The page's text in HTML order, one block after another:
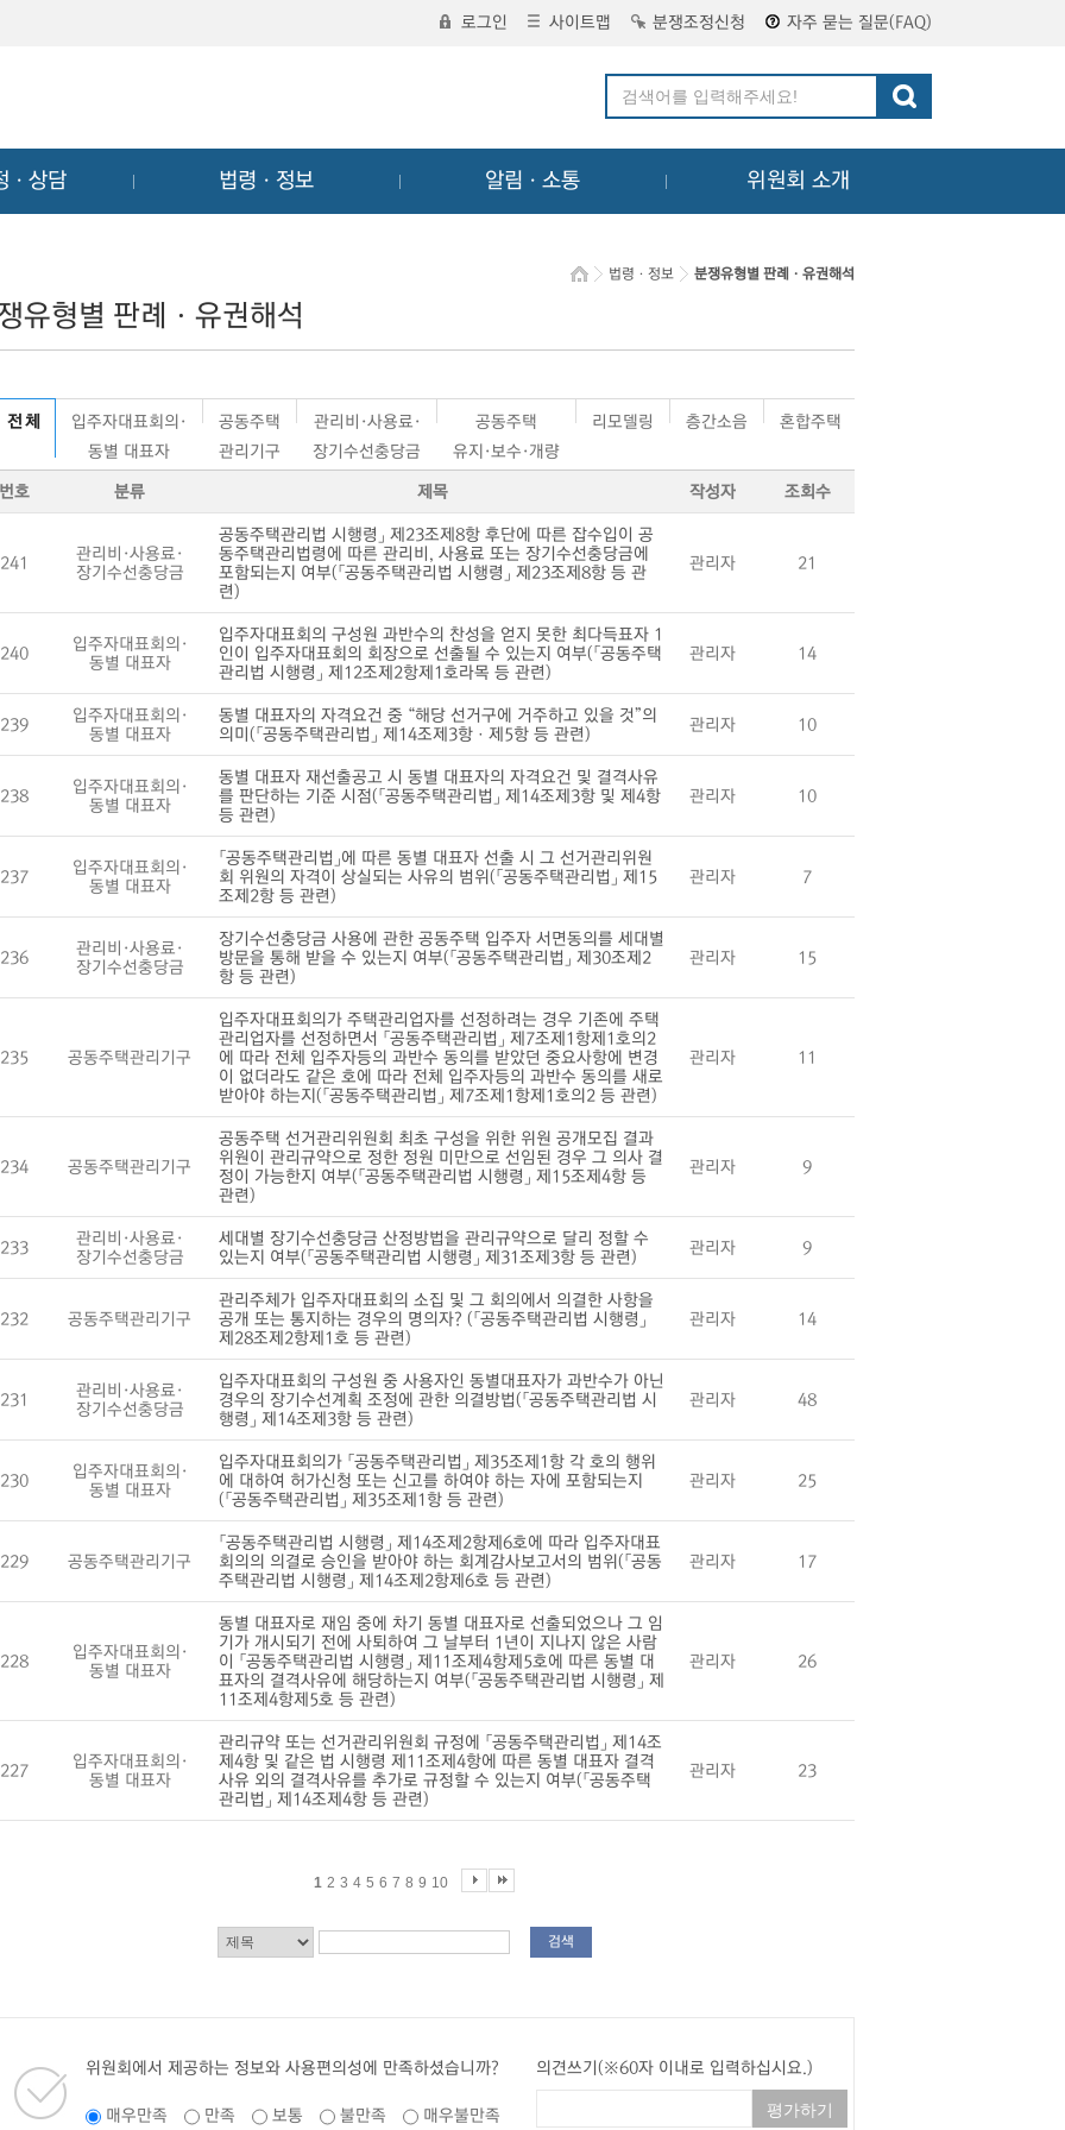
로그인 사이트맵 분쟁조정신청 자주 묻는 질문(FAQ)
ㆍ상담 법령ㆍ정보 알림ㆍ소통 위원회 소개
법령ㆍ정보 분쟁유형별 판례ㆍ유권해석
유형별 판례ㆍ유권해석
전 체
입주자대표회의·
동별 대표자
공동주택
관리기구
관리비·사용료·
장기수선충당금
공동주택
유지·보수·개량
리모델링 층간소음 혼합주택
호 분류 제목 작성자 조회수
241
관리비·사용료·
장기수선충당금
공동주택관리법 시행령」 제23조제8항 후단에 따른 잡수입이 공
동주택관리법령에 따른 관리비, 사용료 또는 장기수선충당금에
포함되는지 여부(「공동주택관리법 시행령」 제23조제8항 등 관
련)
관리자 21
240
입주자대표회의·
동별 대표자
입주자대표회의 구성원 과반수의 찬성을 얻지 못한 최다득표자 1
인이 입주자대표회의 회장으로 선출될 수 있는지 여부(「공동주택
관리법 시행령」 제12조제2항제1호라목 등 관련)
관리자 14
239
입주자대표회의·
동별 대표자
동별 대표자의 자격요건 중 “해당 선거구에 거주하고 있을 것”의
의미(「공동주택관리법」 제14조제3항ㆍ제5항 등 관련)
관리자 10
238
입주자대표회의·
동별 대표자
동별 대표자 재선출공고 시 동별 대표자의 자격요건 및 결격사유
를 판단하는 기준 시점(「공동주택관리법」 제14조제3항 및 제4항
등 관련)
관리자 10
237
입주자대표회의·
동별 대표자
「공동주택관리법」에 따른 동별 대표자 선출 시 그 선거관리위원
회 위원의 자격이 상실되는 사유의 범위(「공동주택관리법」 제15
조제2항 등 관련)
관리자 7
236
관리비·사용료·
장기수선충당금
장기수선충당금 사용에 관한 공동주택 입주자 서면동의를 세대별
방문을 통해 받을 수 있는지 여부(「공동주택관리법」 제30조제2
항 등 관련)
관리자 15
235 공동주택관리기구
입주자대표회의가 주택관리업자를 선정하려는 경우 기존에 주택
관리업자를 선정하면서 「공동주택관리법」 제7조제1항제1호의2
에 따라 전체 입주자등의 과반수 동의를 받았던 중요사항에 변경
이 없더라도 같은 호에 따라 전체 입주자등의 과반수 동의를 새로
받아야 하는지(「공동주택관리법」 제7조제1항제1호의2 등 관련)
관리자 11
234 공동주택관리기구
공동주택 선거관리위원회 최초 구성을 위한 위원 공개모집 결과
위원이 관리규약으로 정한 정원 미만으로 선임된 경우 그 의사 결
정이 가능한지 여부(「공동주택관리법 시행령」 제15조제4항 등
관련)
관리자 9
233
관리비·사용료·
장기수선충당금
세대별 장기수선충당금 산정방법을 관리규약으로 달리 정할 수
있는지 여부(「공동주택관리법 시행령」 제31조제3항 등 관련)
관리자 9
232 공동주택관리기구
관리주체가 입주자대표회의 소집 및 그 회의에서 의결한 사항을
공개 또는 통지하는 경우의 명의자? (「공동주택관리법 시행령」
제28조제2항제1호 등 관련)
관리자 14
231
관리비·사용료·
장기수선충당금
입주자대표회의 구성원 중 사용자인 동별대표자가 과반수가 아닌
경우의 장기수선계획 조정에 관한 의결방법(「공동주택관리법 시
행령」 제14조제3항 등 관련)
관리자 48
230
입주자대표회의·
동별 대표자
입주자대표회의가 「공동주택관리법」 제35조제1항 각 호의 행위
에 대하여 허가신청 또는 신고를 하여야 하는 자에 포함되는지
(「공동주택관리법」 제35조제1항 등 관련)
관리자 25
229 공동주택관리기구
「공동주택관리법 시행령」 제14조제2항제6호에 따라 입주자대표
회의의 의결로 승인을 받아야 하는 회계감사보고서의 범위(「공동
주택관리법 시행령」 제14조제2항제6호 등 관련)
관리자 17
228
입주자대표회의·
동별 대표자
동별 대표자로 재임 중에 차기 동별 대표자로 선출되었으나 그 임
기가 개시되기 전에 사퇴하여 그 날부터 1년이 지나지 않은 사람
이 「공동주택관리법 시행령」 제11조제4항제5호에 따른 동별 대
표자의 결격사유에 해당하는지 여부(「공동주택관리법 시행령」 제
11조제4항제5호 등 관련)
관리자 26
227
입주자대표회의·
동별 대표자
관리규약 또는 선거관리위원회 규정에 「공동주택관리법」 제14조
제4항 및 같은 법 시행령 제11조제4항에 따른 동별 대표자 결격
사유 외의 결격사유를 추가로 규정할 수 있는지 여부(「공동주택
관리법」 제14조제4항 등 관련)
관리자 23
1 2 3 4 5 6 7 8 9 10
검색
위원회에서 제공하는 정보와 사용편의성에 만족하셨습니까?
매우만족 만족 보통 불만족 매우불만족
의견쓰기(※60자 이내로 입력하십시요.)